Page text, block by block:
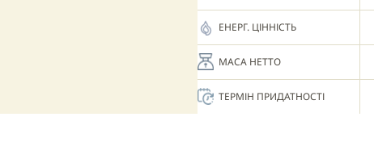
ЕНЕРГ. ЦІННІСТЬ
МАСА НЕТТО
ТЕРМІН ПРИДАТНОСТІ